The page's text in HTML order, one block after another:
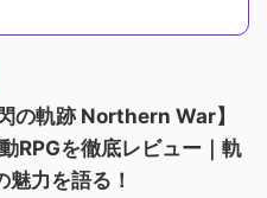
の軌跡 Northern War】
RPGを徹底レビュー｜軌
魅力を語る！